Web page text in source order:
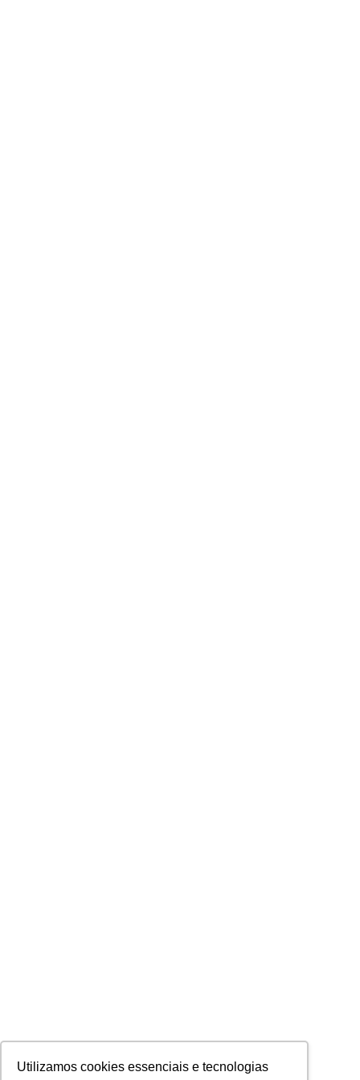
Utilizamos cookies essenciais e tecnologias